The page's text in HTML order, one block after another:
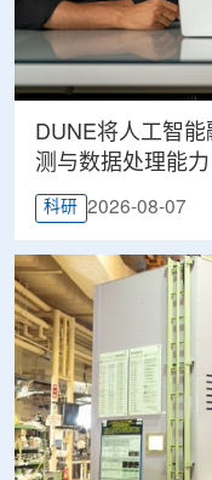
DUNE将人工智
测与数据处理能力
科研 2026-08-07